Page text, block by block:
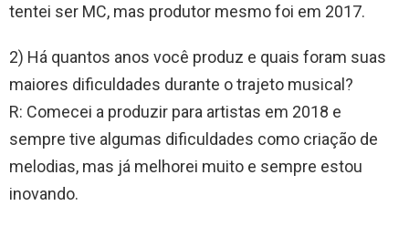
tentei ser MC, mas produtor mesmo foi em 2017.
2) Há quantos anos você produz e quais foram suas
maiores dificuldades durante o trajeto musical?
R: Comecei a produzir para artistas em 2018 e
sempre tive algumas dificuldades como criação de
melodias, mas já melhorei muito e sempre estou
inovando.